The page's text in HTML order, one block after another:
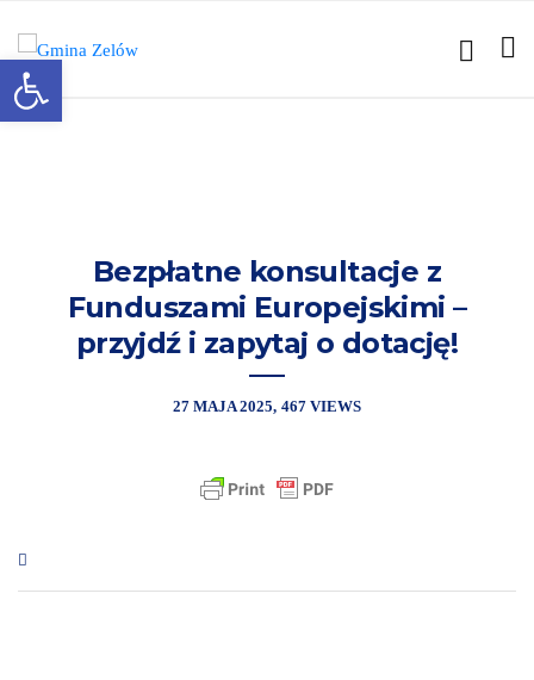
Otwórz pasek narzędzi
Bezpłatne konsultacje z
Funduszami Europejskimi –
przyjdź i zapytaj o dotację!
27 MAJA 2025 467 VIEWS